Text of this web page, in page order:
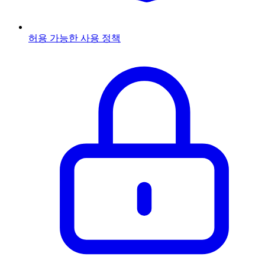
허용 가능한 사용 정책